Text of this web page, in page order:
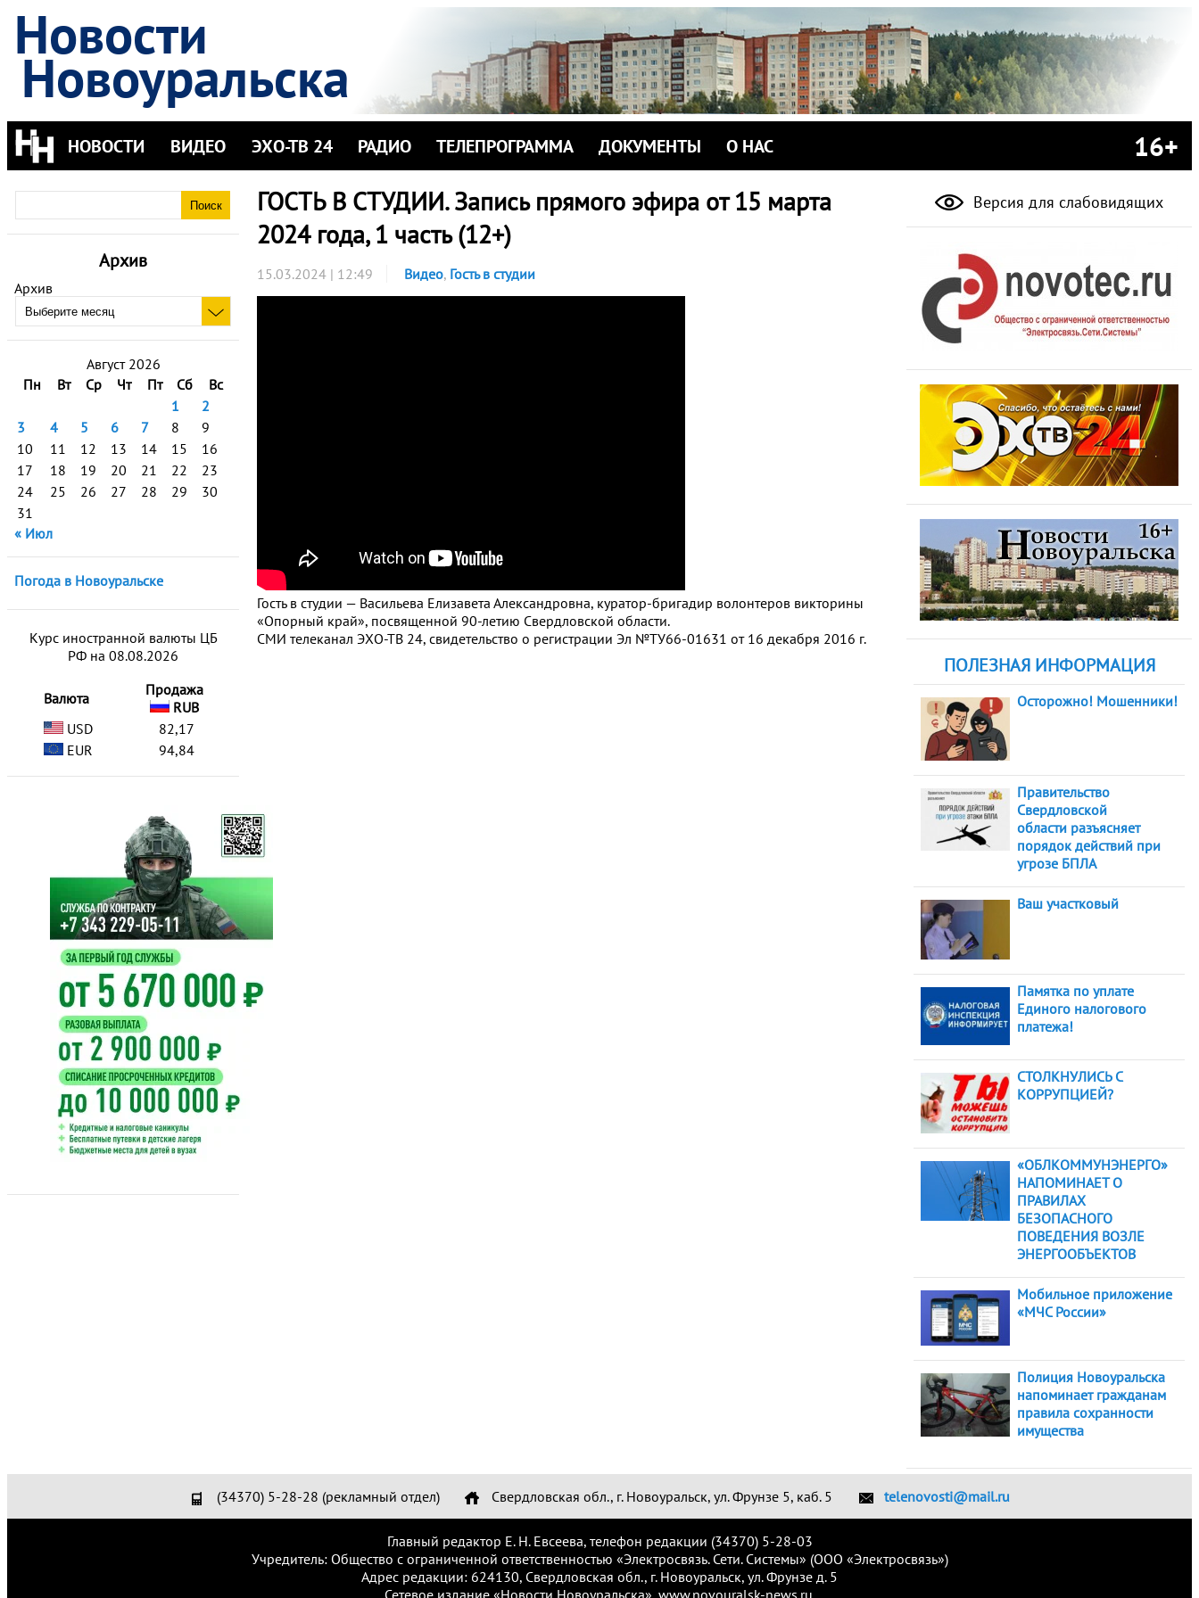
Новости
Новоуральска
НОВОСТИ ВИДЕО ЭХО-ТВ 24 РАДИО ТЕЛЕПРОГРАММА ДОКУМЕНТЫ О НАС 16+
Архив
Архив
Август 2026
Пн
Вт Ср Чт Пт Сб
Вс
1
2
3
4 5 6 7 8
9
10
11 12 13 14 15
16
17
18 19 20 21 22
23
24
25 26 27 28 29
30
31
« Июл
Погода в Новоуральске
Курс иностранной валюты ЦБ
РФ на 08.08.2026
Валюта
Продажа
RUB
USD
82,17
EUR
94,84
ГОСТЬ В СТУДИИ. Запись прямого эфира от 15 марта
2024 года, 1 часть (12+)
15.03.2024 | 12:49 Видео, Гость в студии
Гость в студии — Васильева Елизавета Александровна, куратор-бригадир волонтеров викторины
«Опорный край», посвященной 90-летию Свердловской области.
СМИ телеканал ЭХО-ТВ 24, свидетельство о регистрации Эл №ТУ66-01631 от 16 декабря 2016 г.
Версия для слабовидящих
ПОЛЕЗНАЯ ИНФОРМАЦИЯ
Осторожно! Мошенники!
Правительство
Свердловской
области разъясняет
порядок действий при
угрозе БПЛА
Ваш участковый
Памятка по уплате
Единого налогового
платежа!
СТОЛКНУЛИСЬ С
КОРРУПЦИЕЙ?
«ОБЛКОММУНЭНЕРГО»
НАПОМИНАЕТ О
ПРАВИЛАХ
БЕЗОПАСНОГО
ПОВЕДЕНИЯ ВОЗЛЕ
ЭНЕРГООБЪЕКТОВ
Мобильное приложение
«МЧС России»
Полиция Новоуральска
напоминает гражданам
правила сохранности
имущества
(34370) 5-28-28 (рекламный отдел) Свердловская обл., г. Новоуральск, ул. Фрунзе 5, каб. 5 telenovosti@mail.ru
Главный редактор Е. Н. Евсеева, телефон редакции (34370) 5-28-03
Учредитель: Общество с ограниченной ответственностью «Электросвязь. Сети. Системы» (ООО «Электросвязь»)
Адрес редакции: 624130, Свердловская обл., г. Новоуральск, ул. Фрунзе д. 5